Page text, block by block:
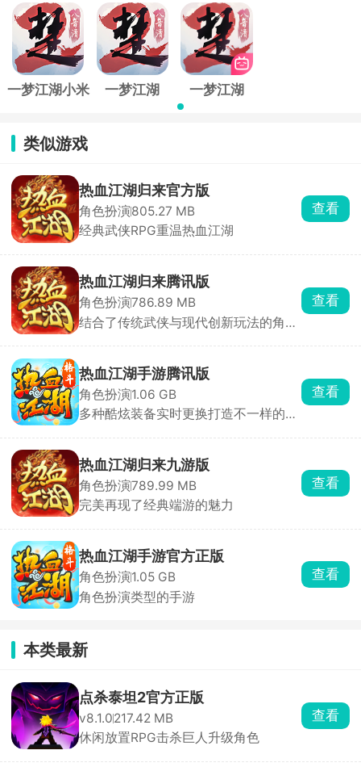
版
版
版
一梦江湖小米
一梦江湖
一梦江湖
类似游戏
热血江湖归来官方版
角色扮演805.27 MB
经典武侠RPG重温热血江湖
查看
热血江湖归来腾讯版
角色扮演786.89 MB
结合了传统武侠与现代创新玩法的角色
查看
热血江湖手游腾讯版
角色扮演1.06 GB
多种酷炫装备实时更换打造不一样的自
查看
热血江湖归来九游版
角色扮演789.99 MB
完美再现了经典端游的魅力
查看
热血江湖手游官方正版
角色扮演1.05 GB
角色扮演类型的手游
查看
本类最新
点杀泰坦2官方正版
v8.1.0217.42 MB
休闲放置RPG击杀巨人升级角色
查看